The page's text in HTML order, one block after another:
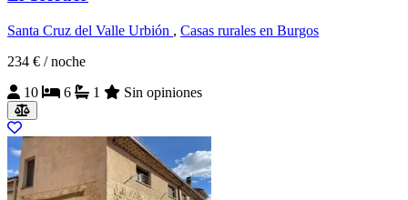
Santa Cruz del Valle Urbión , Casas rurales en Burgos
234 € / noche
10
6 1 Sin opiniones